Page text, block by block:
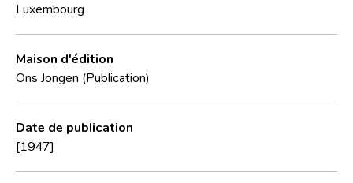
Luxembourg
Maison d'édition
Ons Jongen (Publication)
Date de publication
[1947]